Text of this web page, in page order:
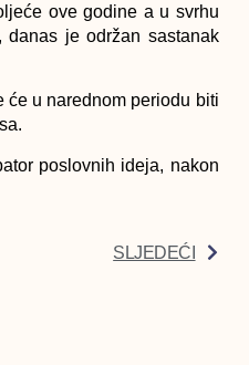
ove godine a u svrhu
je održan sastanak
će u narednom periodu biti
poslovnih ideja, nakon
SLJEDEĆI